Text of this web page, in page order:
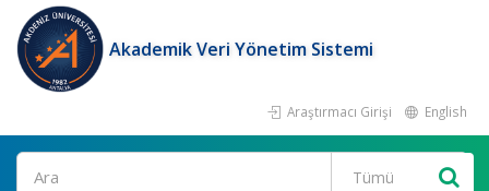
Akademik Veri Yönetim Sistemi
Araştırmacı Girişi English
Ara